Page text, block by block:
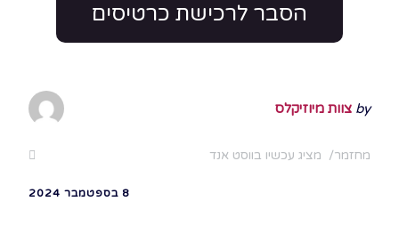
הסבר לרכישת כרטיסים
by צוות מיוזיקלס
מחזמר מציג עכשיו בווסט אנד
8 בספטמבר 2024